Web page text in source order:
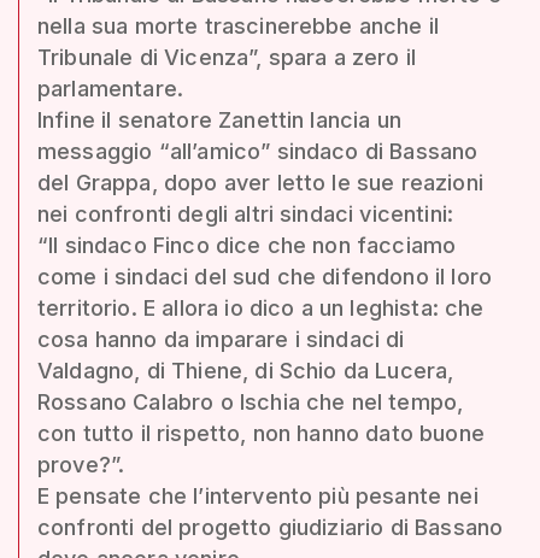
nella sua morte trascinerebbe anche il
Tribunale di Vicenza”, spara a zero il
parlamentare.
Infine il senatore Zanettin lancia un
messaggio “all’amico” sindaco di Bassano
del Grappa, dopo aver letto le sue reazioni
nei confronti degli altri sindaci vicentini:
“Il sindaco Finco dice che non facciamo
come i sindaci del sud che difendono il loro
territorio. E allora io dico a un leghista: che
cosa hanno da imparare i sindaci di
Valdagno, di Thiene, di Schio da Lucera,
Rossano Calabro o Ischia che nel tempo,
con tutto il rispetto, non hanno dato buone
prove?”.
E pensate che l’intervento più pesante nei
confronti del progetto giudiziario di Bassano